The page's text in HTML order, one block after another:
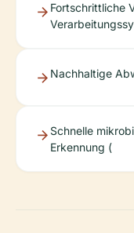
Fortschrittliche
Nachhaltige
Schnelle
Erkennung (